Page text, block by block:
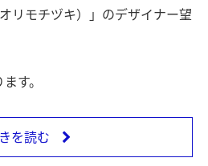
リモチヅキ）」のデザイナー望
す。
を読む